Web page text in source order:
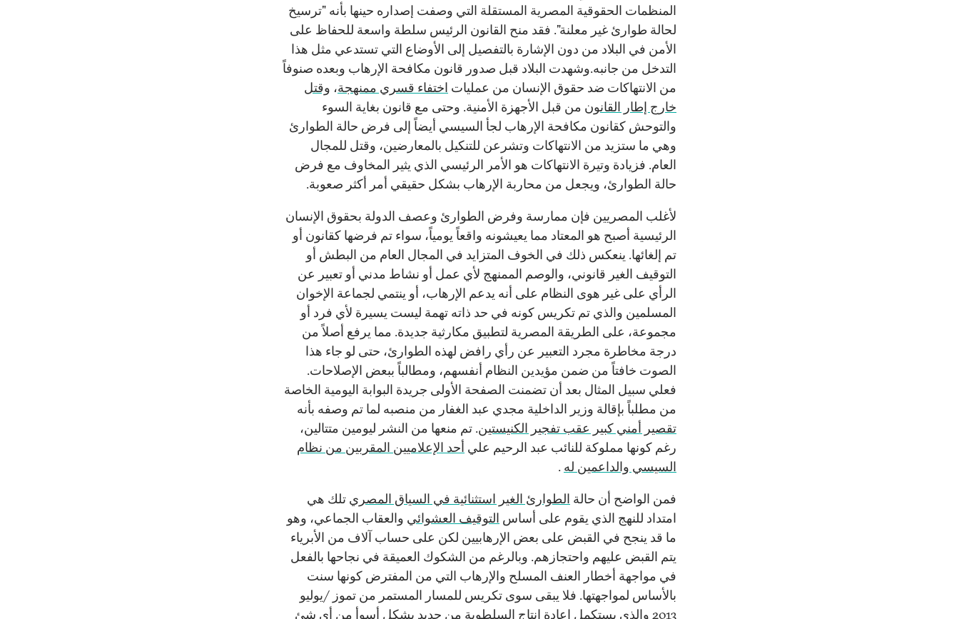
المنظمات الحقوقية المصرية المستقلة التي وصفت إصداره حينها بأنه "ترسيخ
لحالة طوارئ غير معلنة". فقد منح القانون الرئيس سلطة واسعة للحفاظ على
الأمن في البلاد من دون الإشارة بالتفصيل إلى الأوضاع التي تستدعي مثل هذا
التدخل من جانبه.وشهدت البلاد قبل صدور قانون مكافحة الإرهاب وبعده صنوفاً
من الانتهاكات ضد حقوق الإنسان من عمليات اختفاء قسري ممنهجة، وقتل
خارج إطار القانون من قبل الأجهزة الأمنية. وحتى مع قانون بغاية السوء
والتوحش كقانون مكافحة الإرهاب لجأ السيسي أيضاً إلى فرض حالة الطوارئ
وهي ما ستزيد من الانتهاكات وتشرعن للتنكيل بالمعارضين، وقتل للمجال
العام. فزيادة وتيرة الانتهاكات هو الأمر الرئيسي الذي يثير المخاوف مع فرض
حالة الطوارئ، ويجعل من محاربة الإرهاب بشكل حقيقي أمر أكثر صعوبة.
لأغلب المصريين فإن ممارسة وفرض الطوارئ وعصف الدولة بحقوق الإنسان
الرئيسية أصبح هو المعتاد مما يعيشونه واقعاً يومياً، سواء تم فرضها كقانون أو
تم إلغائها. ينعكس ذلك في الخوف المتزايد في المجال العام من البطش أو
التوقيف الغير قانوني، والوصم الممنهج لأي عمل أو نشاط مدني أو تعبير عن
الرأي على غير هوى النظام على أنه يدعم الإرهاب، أو ينتمي لجماعة الإخوان
المسلمين والذي تم تكريس كونه في حد ذاته تهمة ليست يسيرة لأي فرد أو
مجموعة، على الطريقة المصرية لتطبيق مكارثية جديدة. مما يرفع أصلاً من
درجة مخاطرة مجرد التعبير عن رأي رافض لهذه الطوارئ، حتى لو جاء هذا
الصوت خافتاً من ضمن مؤيدين النظام أنفسهم، ومطالباً ببعض الإصلاحات.
فعلي سبيل المثال بعد أن تضمنت الصفحة الأولى جريدة البوابة اليومية الخاصة
من مطلباً بإقالة وزير الداخلية مجدي عبد الغفار من منصبه لما تم وصفه بأنه
تقصير أمني كبير عقب تفجير الكنيستين. تم منعها من النشر ليومين متتالين،
رغم كونها مملوكة للنائب عبد الرحيم علي أحد الإعلاميين المقربين من نظام
السيسي والداعمين له .
فمن الواضح أن حالة الطوارئ الغير استثنائية في السياق المصري تلك هي
امتداد للنهج الذي يقوم على أساس التوقيف العشوائي والعقاب الجماعي، وهو
ما قد ينجح في القبض على بعض الإرهابيين لكن على حساب آلاف من الأبرياء
يتم القبض عليهم واحتجازهم. وبالرغم من الشكوك العميقة في نجاحها بالفعل
في مواجهة أخطار العنف المسلح والإرهاب التي من المفترض كونها سنت
بالأساس لمواجهتها. فلا يبقى سوى تكريس للمسار المستمر من تموز /يوليو
2013 والذي يستكمل إعادة إنتاج السلطوية من جديد بشكل أسوأ من أي شئ